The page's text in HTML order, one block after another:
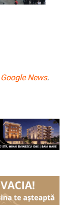
Google News.